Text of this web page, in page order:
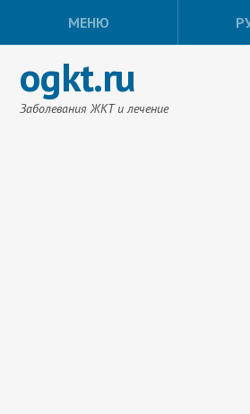
МЕНЮ
ogkt.ru
Заболевания ЖКТ и лечение